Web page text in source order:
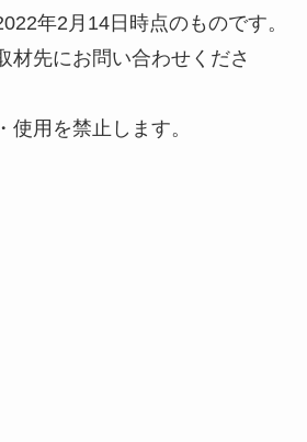
年2月14日時点のものです。
材先にお問い合わせくださ
用を禁止します。